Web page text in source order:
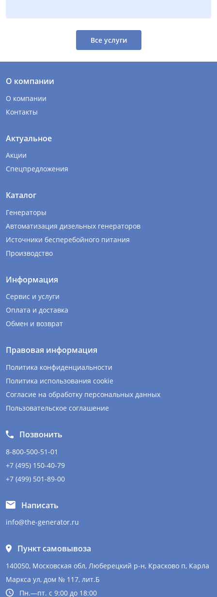
Все услуги
О компании
О компании
Контакты
Актуальное
Акции
Спецпредложения
Каталог
Генераторы
Автоматизация дизельных генераторов
Источники бесперебойного питания
Производство
Информация
Сервис и услуги
Оплата и доставка
Обмен и возврат
Правовая информация
Политика конфиденциальности
Политика использования cookie
Согласие на обработку персональных данных
Пользовательское соглашение
Позвонить
8-800-500-51-01
+7 (495) 150-40-79
+7 (499) 501-89-00
Написать
info@the-generator.ru
Пункт самовывоза
140050, Московская обл, Люберецкий р-н, Красково п, Карла
Маркса ул, дом № 117, лит.Б
Пн.—пт. с 9:00 до 18:00